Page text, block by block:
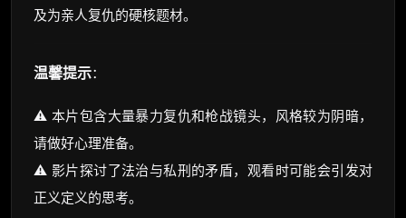
及为亲人复仇的硬核题材。
温馨提示：
⚠️ 本片包含大量暴力复仇和枪战镜头，风格较为阴暗，
请做好心理准备。
⚠️ 影片探讨了法治与私刑的矛盾，观看时可能会引发对
正义定义的思考。